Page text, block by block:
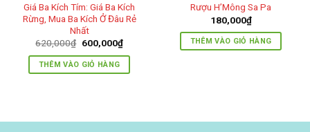
Giá Ba Kích Tím: Giá Ba Kích
Rừng, Mua Ba Kích Ở Đâu Rẻ
Nhất
620,000₫ Giá
là:
620,000₫.
600,000₫Giá
hiện
tại
THÊM VÀO GIỎ HÀNG
Rượu H’Mông Sa Pa
180,000₫
THÊM VÀO GIỎ HÀNG